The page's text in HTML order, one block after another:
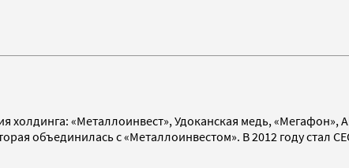
холдинга: «Металлоинвест», Удоканская медь, «Мегафон»,
объединилась с «Металлоинвестом». В 2012 году стал